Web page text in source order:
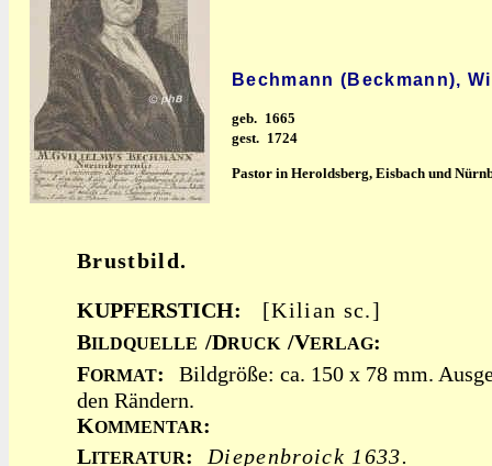
Bechmann (Beckmann),
geb. 1665
gest. 1724
Pastor in Heroldsberg, Eisbach und
Brustbild.
KUPFERSTICH:
[Kilian sc.]
BILDQUELLE /DRUCK /VERLAG:
FORMAT:
Bildgröße: ca. 150 x 78 mm.
den Rändern.
KOMMENTAR:
LITERATUR:
Diepenbroick 1633.